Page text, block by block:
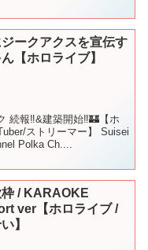
ークアクスを宣伝す
【ホロライブ】
続報‼&建築開始‼🏰【ホ
ストリーマー】 Suisei
Polka Ch....
/ KARAOKE
ver【ホロライブ /
】